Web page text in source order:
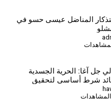
المناضل عيسى حسو في
جل آغا: الحرية الجسدية
شرط أساسي لتحقيق
وحل القضية الكردية